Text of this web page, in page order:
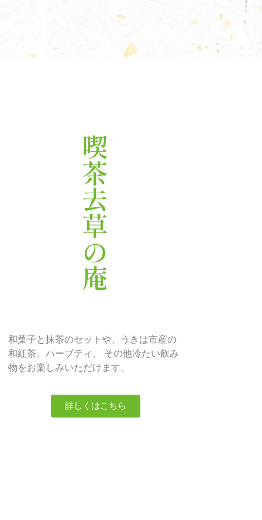
喫茶去草の庵
和菓子と抹茶のセットや、うきは市産の
和紅茶、ハーブティ、 その他冷たい飲み
物をお楽しみいただけます。
詳しくはこちら